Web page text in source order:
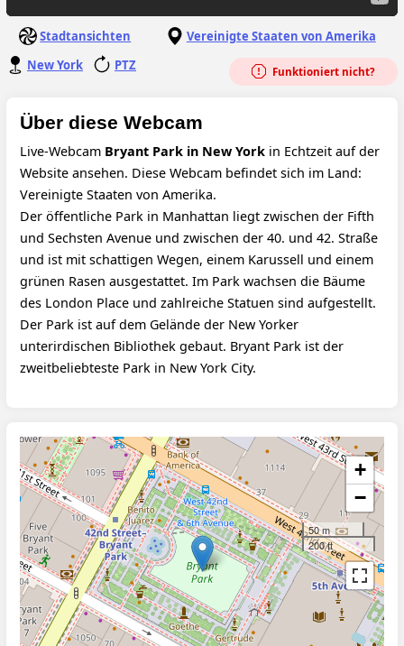
Stadtansichten
Vereinigte Staaten von Amerika
New York
PTZ Funktioniert nicht?
Über diese Webcam
Live-Webcam Bryant Park in New York in Echtzeit auf der
Website ansehen. Diese Webcam befindet sich im Land:
Vereinigte Staaten von Amerika.
Der öffentliche Park in Manhattan liegt zwischen der Fifth
und Sechsten Avenue und zwischen der 40. und 42. Straße
und ist mit schattigen Wegen, einem Karussell und einem
grünen Rasen ausgestattet. Im Park wachsen die Bäume
des London Place und zahlreiche Statuen sind aufgestellt.
Der Park ist auf dem Gelände der New Yorker
unterirdischen Bibliothek gebaut. Bryant Park ist der
zweitbeliebteste Park in New York City.
+
−
50 m
200 ft